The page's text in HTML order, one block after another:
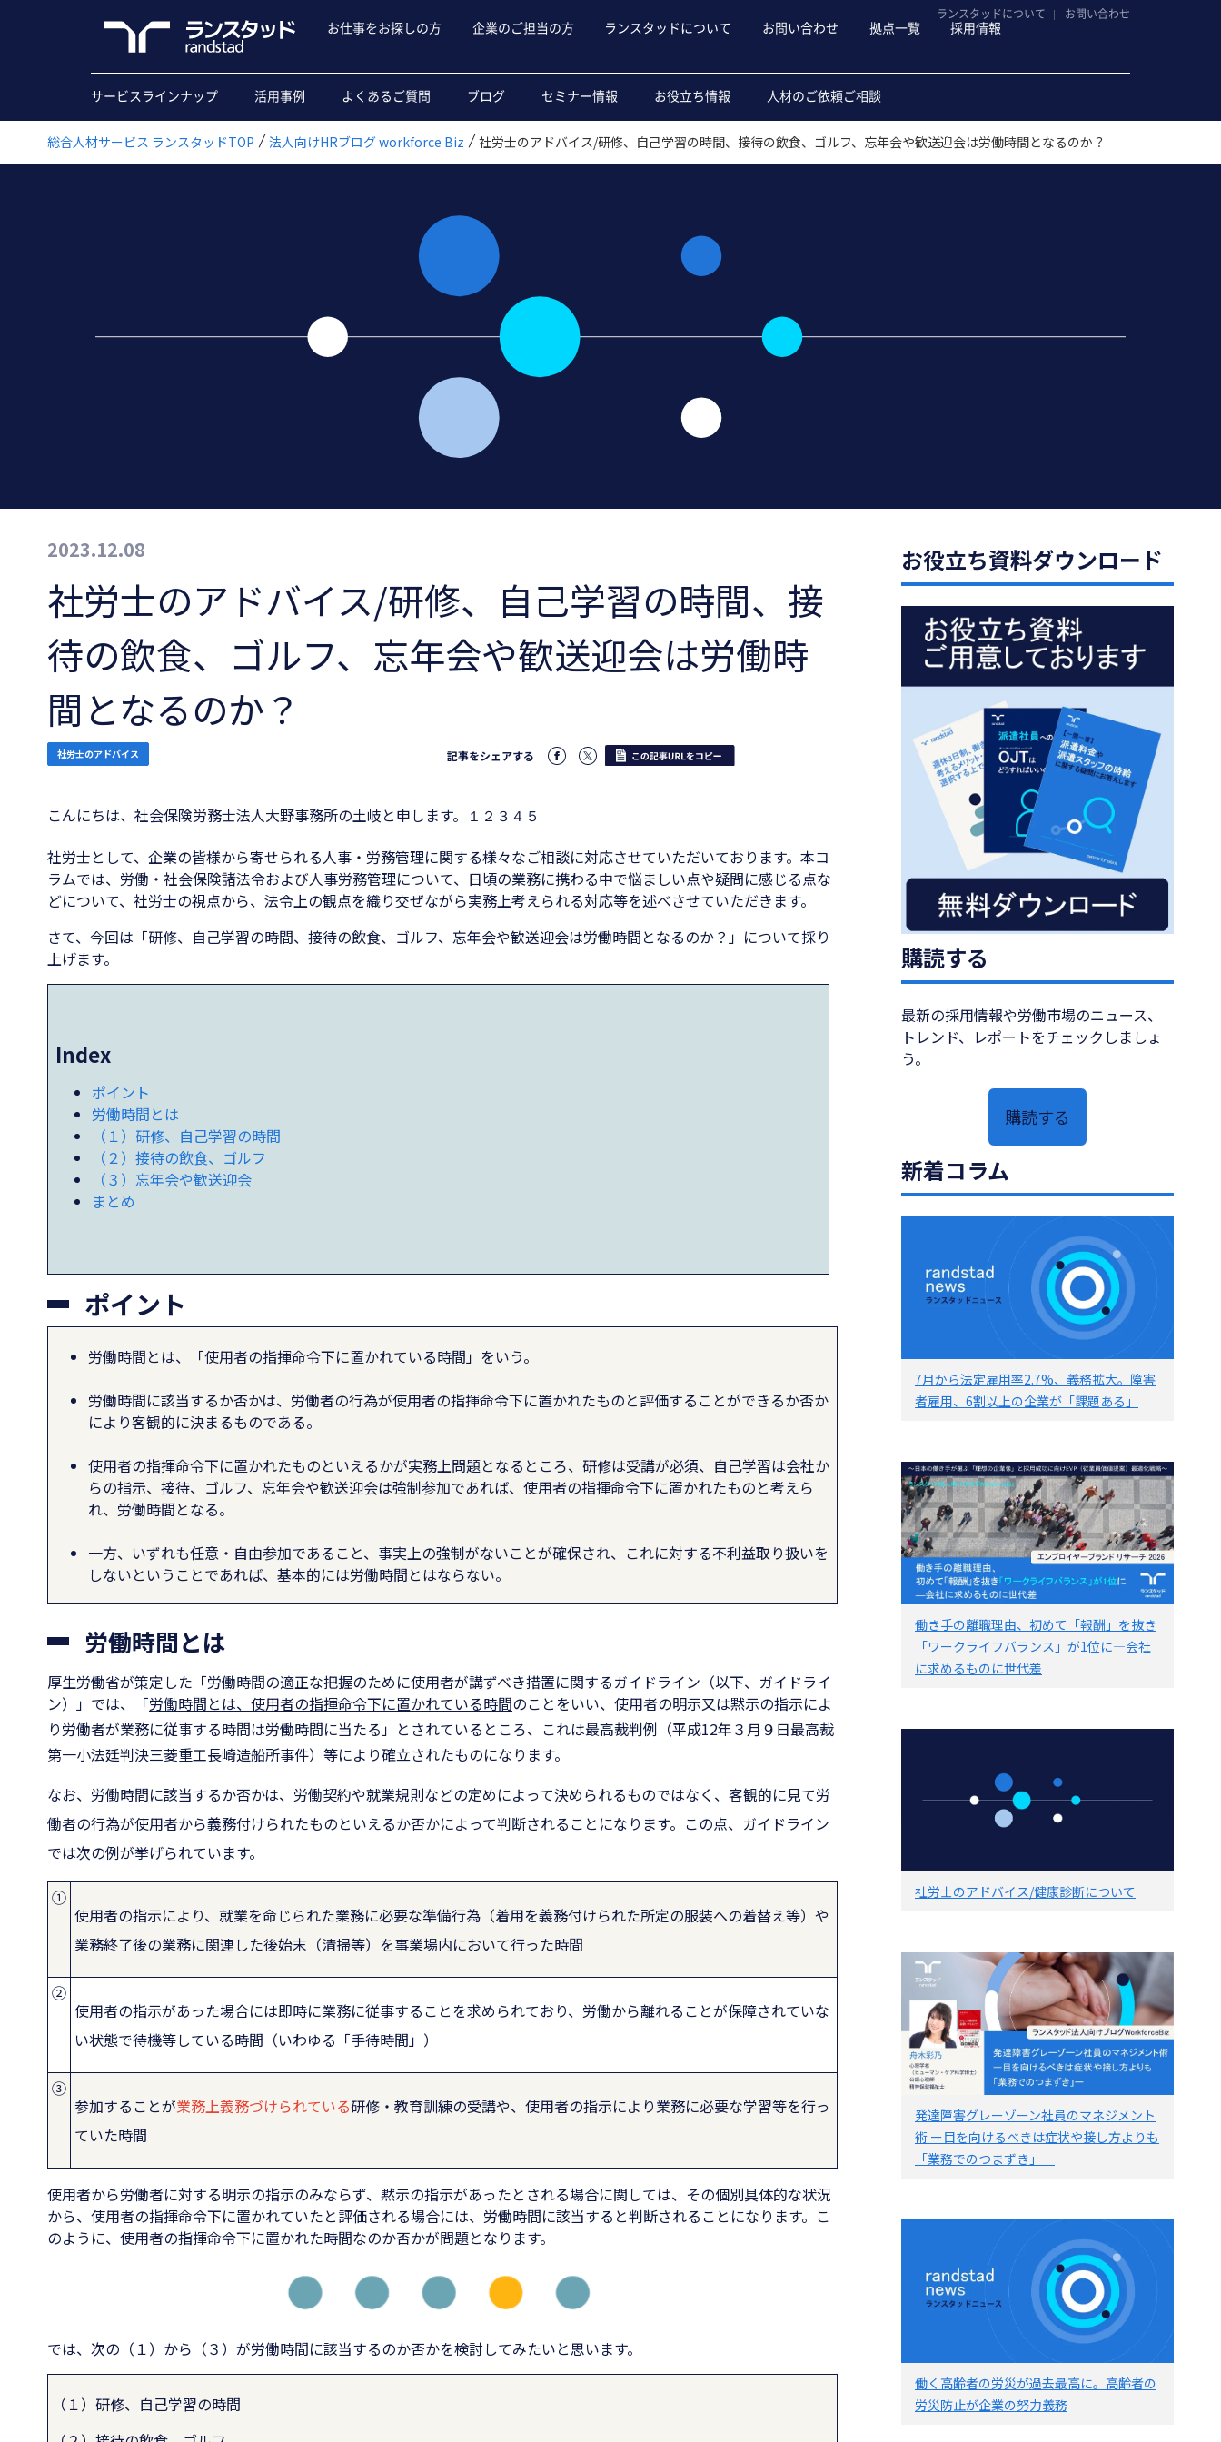
お仕事をお探しの方 企業のご担当の方 ランスタッドについて お問い合わせ 拠点一覧 採用情報
ランスタッドについて お問い合わせ
サービスラインナップ 活用事例 よくあるご質問 ブログ セミナー情報 お役立ち情報 人材のご依頼ご相談
総合人材サービス ランスタッドTOP 法人向けHRブログ workforce Biz 社労士のアドバイス/研修、自己学習の時間、接待の飲食、ゴルフ、忘年会や歓送迎会は労働時間となるのか？
2023.12.08
社労士のアドバイス/研修、自己学習の時間、接
待の飲食、ゴルフ、忘年会や歓送迎会は労働時
間となるのか？
社労士のアドバイス 記事をシェアする
こんにちは、社会保険労務士法人大野事務所の土岐と申します。 １２３４５
社労士として、企業の皆様から寄せられる人事・労務管理に関する様々なご相談に対応させていただいております。本コ
ラムでは、労働・社会保険諸法令および人事労務管理について、日頃の業務に携わる中で悩ましい点や疑問に感じる点な
どについて、社労士の視点から、法令上の観点を織り交ぜながら実務上考えられる対応等を述べさせていただきます。
さて、今回は「研修、自己学習の時間、接待の飲食、ゴルフ、忘年会や歓送迎会は労働時間となるのか？」について採り
上げます。
Index
ポイント
労働時間とは
（１）研修、自己学習の時間
（２）接待の飲食、ゴルフ
（３）忘年会や歓送迎会
まとめ
ポイント
労働時間とは、「使用者の指揮命令下に置かれている時間」をいう。
労働時間に該当するか否かは、労働者の行為が使用者の指揮命令下に置かれたものと評価することができるか否か
により客観的に決まるものである。
使用者の指揮命令下に置かれたものといえるかが実務上問題となるところ、研修は受講が必須、自己学習は会社か
らの指示、接待、ゴルフ、忘年会や歓送迎会は強制参加であれば、使用者の指揮命令下に置かれたものと考えら
れ、労働時間となる。
一方、いずれも任意・自由参加であること、事実上の強制がないことが確保され、これに対する不利益取り扱いを
しないということであれば、基本的には労働時間とはならない。
労働時間とは
厚生労働省が策定した「労働時間の適正な把握のために使用者が講ずべき措置に関するガイドライン（以下、ガイドライ
ン）」では、「労働時間とは、使用者の指揮命令下に置かれている時間のことをいい、使用者の明示又は黙示の指示によ
り労働者が業務に従事する時間は労働時間に当たる」とされているところ、これは最高裁判例（平成12年３月９日最高裁
第一小法廷判決三菱重工長崎造船所事件）等により確立されたものになります。
なお、労働時間に該当するか否かは、労働契約や就業規則などの定めによって決められるものではなく、客観的に見て労
働者の行為が使用者から義務付けられたものといえるか否かによって判断されることになります。この点、ガイドライン
では次の例が挙げられています。
①
使用者の指示により、就業を命じられた業務に必要な準備行為（着用を義務付けられた所定の服装への着替え等）や
業務終了後の業務に関連した後始末（清掃等）を事業場内において行った時間
②
使用者の指示があった場合には即時に業務に従事することを求められており、労働から離れることが保障されていな
い状態で待機等している時間（いわゆる「手待時間」）
③
参加することが業務上義務づけられている研修・教育訓練の受講や、使用者の指示により業務に必要な学習等を行っ
ていた時間
使用者から労働者に対する明示の指示のみならず、黙示の指示があったとされる場合に関しては、その個別具体的な状況
から、使用者の指揮命令下に置かれていたと評価される場合には、労働時間に該当すると判断されることになります。こ
のように、使用者の指揮命令下に置かれた時間なのか否かが問題となります。
では、次の（１）から（３）が労働時間に該当するのか否かを検討してみたいと思います。
（１）研修、自己学習の時間
お役立ち資料ダウンロード
購読する
最新の採用情報や労働市場のニュース、
トレンド、レポートをチェックしましょ
う。
購読する
新着コラム
7月から法定雇用率2.7%、義務拡大。障害
者雇用、6割以上の企業が「課題ある」
働き手の離職理由、初めて「報酬」を抜き
「ワークライフバランス」が1位に―会社
に求めるものに世代差
社労士のアドバイス/健康診断について
発達障害グレーゾーン社員のマネジメント
術 ー目を向けるべきは症状や接し方よりも
「業務でのつまずき」－
働く高齢者の労災が過去最高に。高齢者の
労災防止が企業の努力義務